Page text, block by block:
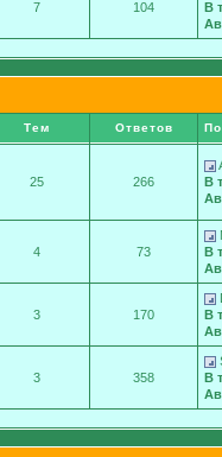
7 104
В
Тем Ответов
25 266
В
4 73
В
3 170
В
3 358
В